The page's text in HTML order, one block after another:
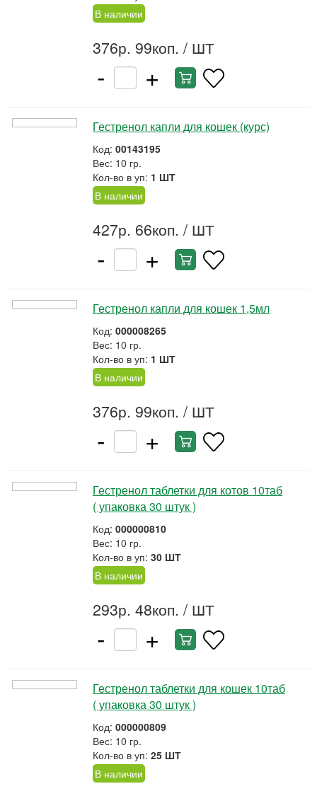
В наличии
376р. 99коп. / ШТ
- +
Гестренол капли для кошек (курс)
Код: 00143195
Вес: 10 гр.
Кол-во в уп: 1 ШТ
В наличии
427р. 66коп. / ШТ
- +
Гестренол капли для кошек 1,5мл
Код: 000008265
Вес: 10 гр.
Кол-во в уп: 1 ШТ
В наличии
376р. 99коп. / ШТ
- +
Гестренол таблетки для котов 10таб
( упаковка 30 штук )
Код: 000000810
Вес: 10 гр.
Кол-во в уп: 30 ШТ
В наличии
293р. 48коп. / ШТ
- +
Гестренол таблетки для кошек 10таб
( упаковка 30 штук )
Код: 000000809
Вес: 10 гр.
Кол-во в уп: 25 ШТ
В наличии